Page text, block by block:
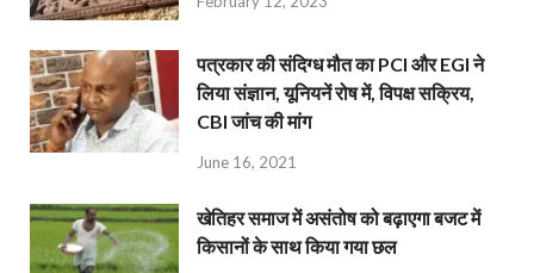
पत्रकार की संदिग्ध मौत का PCI और EGI ने
लिया संज्ञान, यूनियनें रोष में, विपक्ष सक्रिय,
CBI जांच की मांग
June 16, 2021
खेतिहर समाज में असंतोष को बढ़ाएगा बजट में
किसानों के साथ किया गया छल